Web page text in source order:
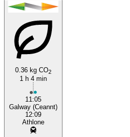
0.36 kg CO2
1 h 4 min
11:05
Galway (Ceannt)
12:09
Athlone